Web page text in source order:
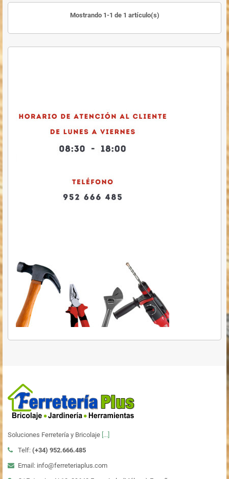
Mostrando 1-1 de 1 artículo(s)
Soluciones Ferretería y Bricolaje [...]
Telf: (+34) 952.666.485
Email: info@ferreteriaplus.com